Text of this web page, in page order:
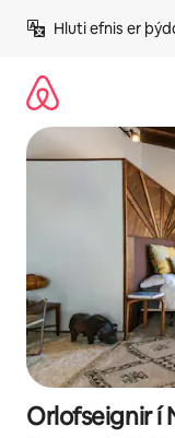
beint
Hluti efnis er
Orlofseignir í